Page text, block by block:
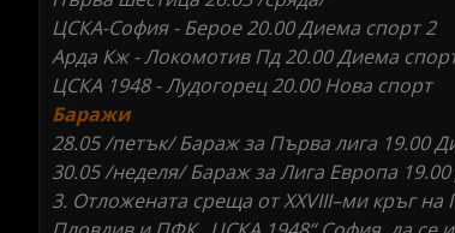
ЦСКА-София - Берое 20.00 Диема спорт 2
Арда Кж - Локомотив Пд 20.00 Диема
ЦСКА 1948 - Лудогорец 20.00 Нова спорт
Баражи
28.05 /петък/ Бараж за Първа лига 19.00
30.05 /неделя/ Бараж за Лига Европа
3. Отложената среща от XXVIII–ми кръг